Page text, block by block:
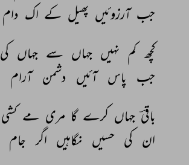
جب آرزوئیں پھیل کے اک دام
کچھ کم نہیں جہاں سے جہاں کی
جب پاس آئیں دشمن آرام
باقیؔ جہاں کرے گا مری مے کشی
ان کی حسیں نگاہیں اگر جام